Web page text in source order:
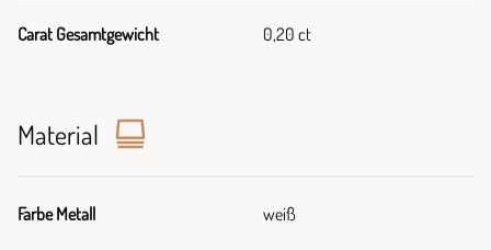
Carat Gesamtgewicht 0,20 ct
Material
Farbe Metall weiß